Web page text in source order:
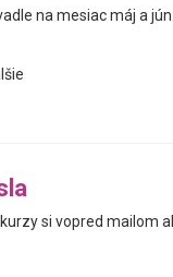
na mesiac máj a
si vopred mailom